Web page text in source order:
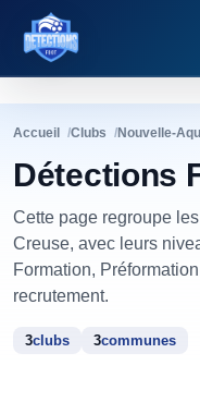
Détections Foot
Accueil Clubs Nouvelle-
Détections
Cette page regroupe
Creuse, avec leurs
Formation,
recrutement.
3clubs 3communes